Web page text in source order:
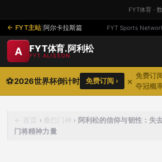
FYT体育 ·
FYT主站 阿尔卡拉斯篇 FYT Sports
A FYT体育.阿利松
FYT ALISSON
⚽2026世界杯倒计时
免费订
夺冠概
免费订阅 › ×
首页 › 桑巴门神 › 阿利松的信仰与韧性：失
门将精神力量